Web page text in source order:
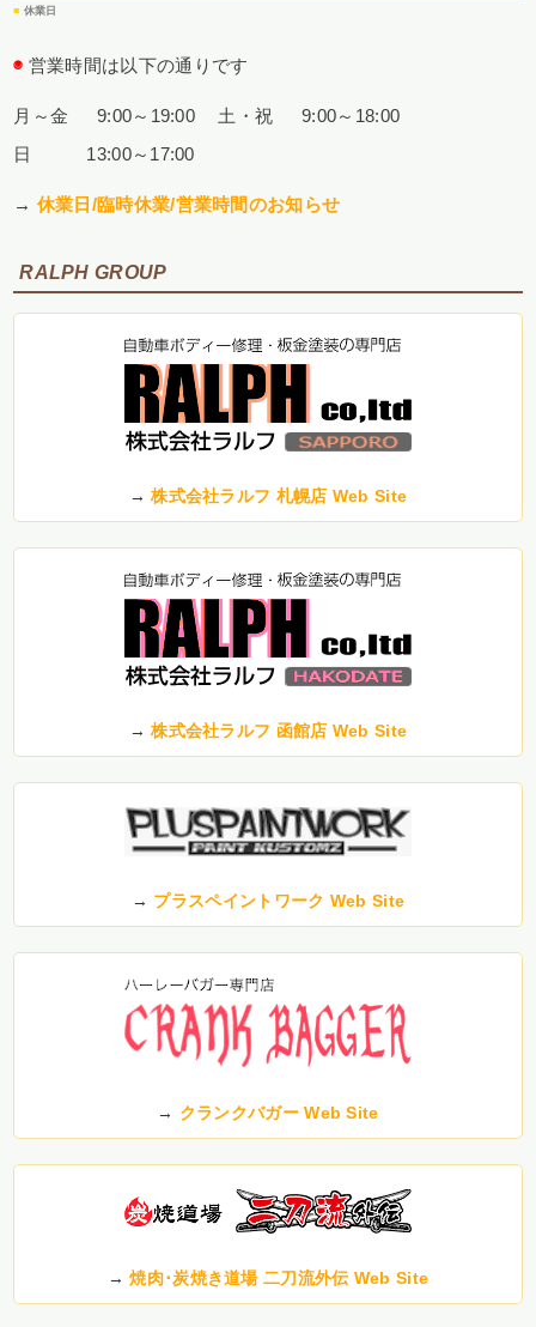
■ 休業日
◉ 営業時間は以下の通りです
月～金 9:00～19:00
土・祝 9:00～18:00
日 13:00～17:00
→ 休業日/臨時休業/営業時間のお知らせ
RALPH GROUP
→株式会社ラルフ 札幌店 Web Site
→株式会社ラルフ 函館店 Web Site
→ プラスペイントワーク Web Site
→ クランクバガー Web Site
→焼肉･炭焼き道場 二刀流外伝 Web Site